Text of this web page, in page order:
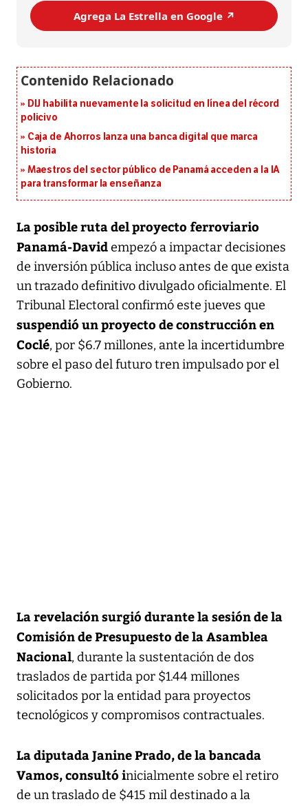
Agrega La Estrella en Google ↗️
DIJ habilita nuevamente la solicitud en línea del récord
policivo
Caja de Ahorros lanza una banca digital que marca
historia
Maestros del sector público de Panamá acceden a la IA
para transformar la enseñanza
La posible ruta del proyecto ferroviario
Panamá-Davidempezó a impactar decisiones
de inversión pública incluso antes de que exista
un trazado definitivo divulgado oficialmente. El
Tribunal Electoral confirmó este jueves que
suspendió un proyecto de construcción en
Coclé, por $6.7 millones, ante la incertidumbre
sobre el paso del futuro tren impulsado por el
Gobierno.
La revelación surgió durante la sesión de la
Comisión de Presupuesto de la Asamblea
Nacional, durante la sustentación de dos
traslados de partida por $1.44 millones
solicitados por la entidad para proyectos
tecnológicos y compromisos contractuales.
La diputada Janine Prado, de la bancada
Vamos, consultó inicialmente sobre el retiro
de un traslado de $415 mil destinado a la